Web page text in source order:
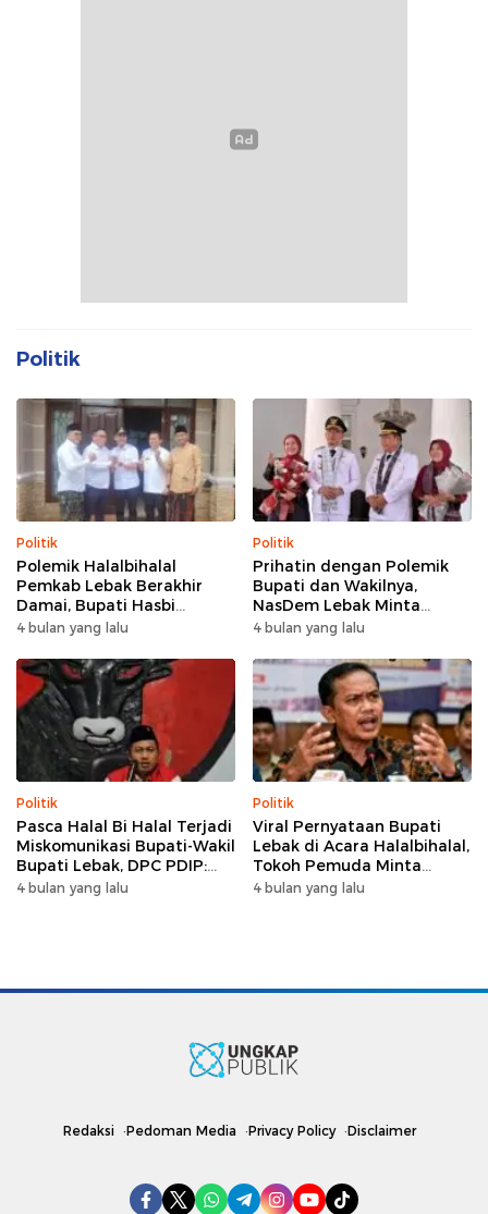
Politik
Politik
Polemik Halalbihalal
Pemkab Lebak Berakhir
Damai, Bupati Hasbi
Sambangi Kediaman
4 bulan yang lalu
Politik
Prihatin dengan Polemik
Bupati dan Wakilnya,
NasDem Lebak Minta
Saling Introspeksi
4 bulan yang lalu
Politik
Pasca Halal Bi Halal Terjadi
Miskomunikasi Bupati-Wakil
Bupati Lebak, DPC PDIP:
Kami Tetap Solid dan Akan
4 bulan yang lalu
Politik
Viral Pernyataan Bupati
Lebak di Acara Halalbihalal,
Tokoh Pemuda Minta
Bersatu hingga Usul
4 bulan yang lalu
Redaksi Pedoman Media Privacy Policy Disclaimer